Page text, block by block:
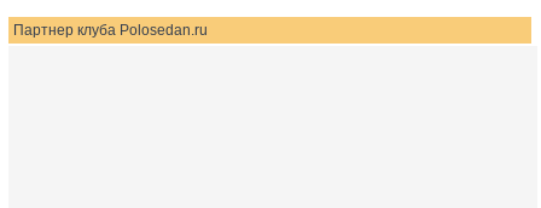
Партнер клуба Polosedan.ru